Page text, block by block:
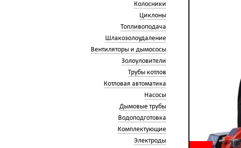
Колосники
Циклоны
Топливоподача
Шлакозолоудаление
Вентиляторы и дымососы
Золоуловители
Трубы котлов
Котловая автоматика
Насосы
Дымовые трубы
Водоподготовка
Комплектующие
Электроды